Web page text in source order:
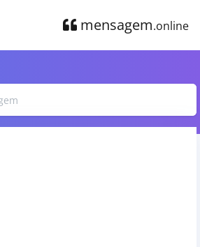
mensagem.online